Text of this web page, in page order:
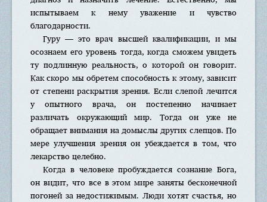
испытываем к нему уважение и чувство
благодарности.
Гуру — это врач высшей квалификации, и мы
осознаем его уровень тогда, когда сможем увидеть
ту подлинную реальность, о которой он говорит.
Как скоро мы обретем способность к этому, зависит
от степени раскрытия зрения. Если слепой лечится
у опытного врача, он постепенно начинает
различать окружающий мир. Тогда он уже не
обращает внимания на домыслы других слепцов. По
мере улучшения зрения он убеждается в том, что
лекарство целебно.
Когда в человеке пробуждается сознание Бога,
он видит, что все в этом мире заняты бесконечной
погоней за недостижимым. Люди хотят счастья, но